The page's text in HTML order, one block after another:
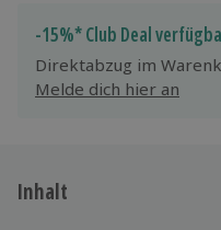
Jeder Gutschein für alle
Maximale Sicherheit
10 Jahre gültig &
-15%* Club Deal
Direktabzug im
Melde dich hier an
Inhalt